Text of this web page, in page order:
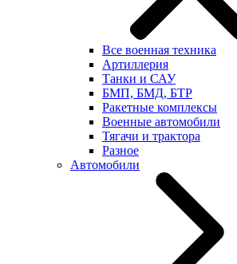
Все военная техника
Артиллерия
Танки и САУ
БМП, БМД, БТР
Ракетные комплексы
Военные автомобили
Тягачи и трактора
Разное
Автомобили